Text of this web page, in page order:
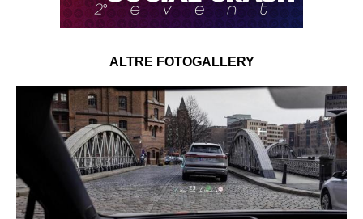
ALTRE FOTOGALLERY